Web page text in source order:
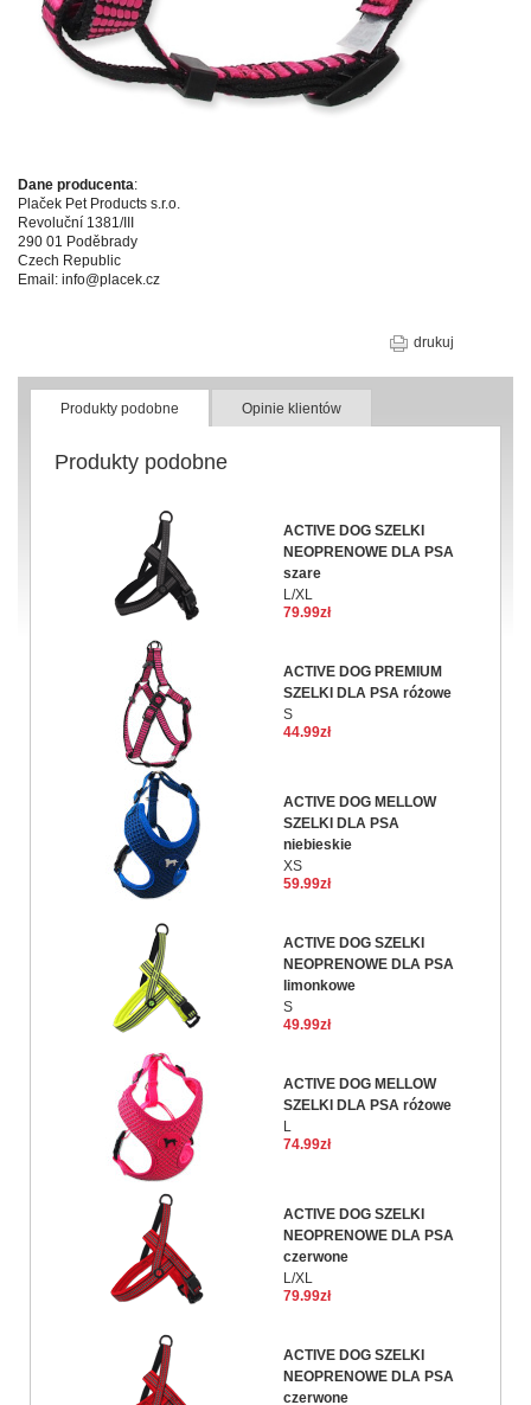
Dane producenta:
Plaček Pet Products s.r.o.
Revoluční 1381/III
290 01 Poděbrady
Czech Republic
Email: info@placek.cz
drukuj
Produkty podobne Opinie klientów
Produkty podobne
ACTIVE DOG SZELKI
NEOPRENOWE DLA PSA
szare
L/XL
79.99zł
ACTIVE DOG PREMIUM
SZELKI DLA PSA różowe
S
44.99zł
ACTIVE DOG MELLOW
SZELKI DLA PSA
niebieskie
XS
59.99zł
ACTIVE DOG SZELKI
NEOPRENOWE DLA PSA
limonkowe
S
49.99zł
ACTIVE DOG MELLOW
SZELKI DLA PSA różowe
L
74.99zł
ACTIVE DOG SZELKI
NEOPRENOWE DLA PSA
czerwone
L/XL
79.99zł
ACTIVE DOG SZELKI
NEOPRENOWE DLA PSA
czerwone